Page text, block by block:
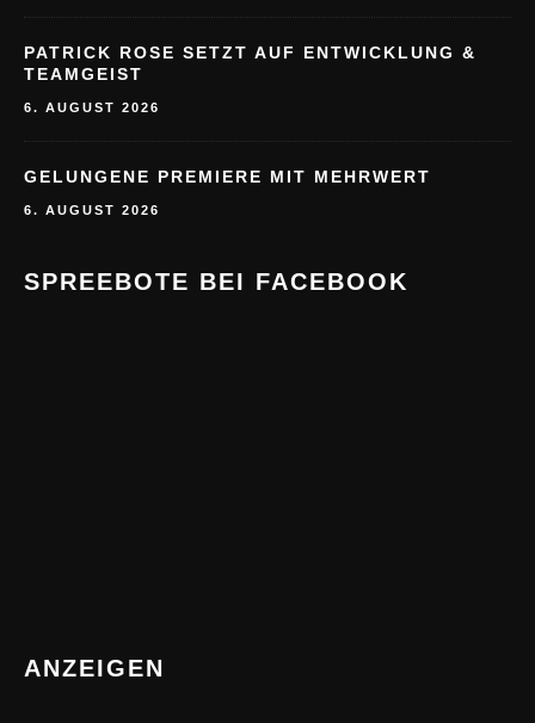
PATRICK ROSE SETZT AUF ENTWICKLUNG &
TEAMGEIST
6. AUGUST 2026
GELUNGENE PREMIERE MIT MEHRWERT
6. AUGUST 2026
SPREEBOTE BEI FACEBOOK
ANZEIGEN